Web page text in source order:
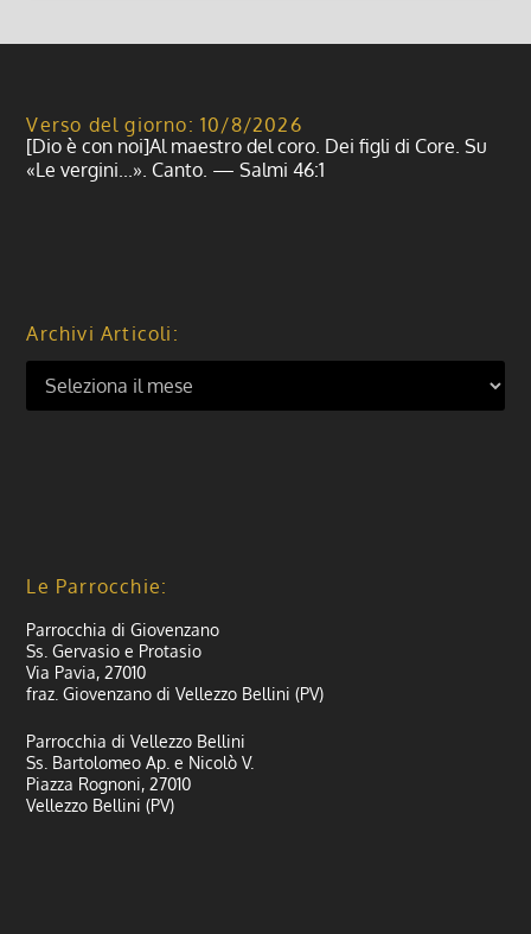
Verso del giorno: 10/8/2026
[Dio è con noi]Al maestro del coro. Dei figli di Core. Su
«Le vergini...». Canto. — Salmi 46:1
Archivi Articoli:
Le Parrocchie:
Parrocchia di Giovenzano
Ss. Gervasio e Protasio
Via Pavia, 27010
fraz. Giovenzano di Vellezzo Bellini (PV)
Parrocchia di Vellezzo Bellini
Ss. Bartolomeo Ap. e Nicolò V.
Piazza Rognoni, 27010
Vellezzo Bellini (PV)